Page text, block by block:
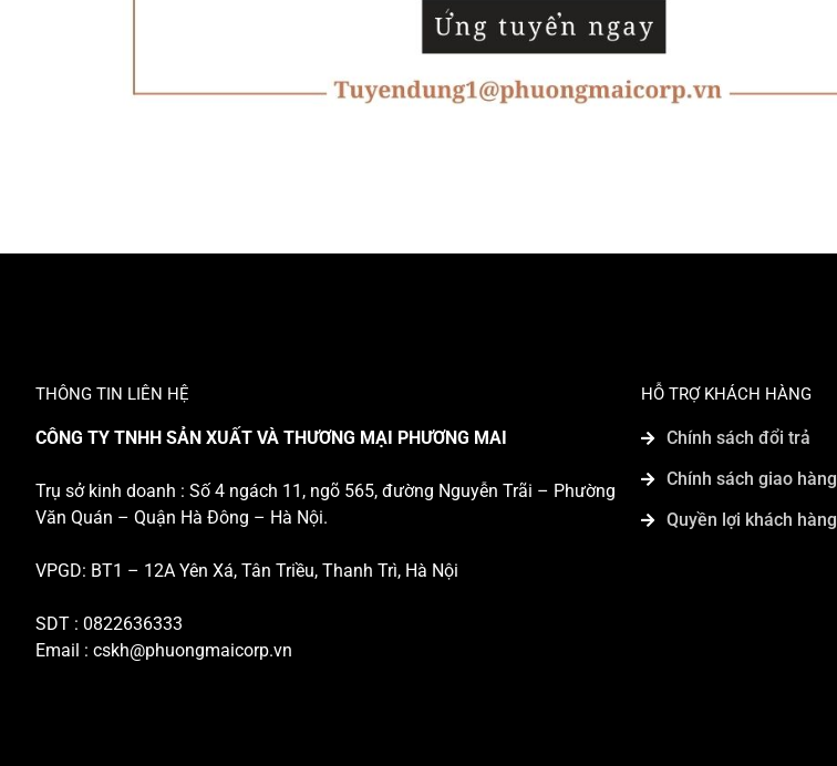
THÔNG TIN LIÊN HỆ
CÔNG TY TNHH SẢN XUẤT VÀ THƯƠNG MẠI PHƯƠNG MAI
Trụ sở kinh doanh : Số 4 ngách 11, ngõ 565, đường Nguyễn Trãi – Phường
Văn Quán – Quận Hà Đông – Hà Nội.
VPGD: BT1 – 12A Yên Xá, Tân Triều, Thanh Trì, Hà Nội
SDT : 0822636333
Email : cskh@phuongmaicorp.vn
HỖ TRỢ KHÁCH HÀNG
Chính sách đổi trả
Chính sách giao hàng
Quyền lợi khách hàng